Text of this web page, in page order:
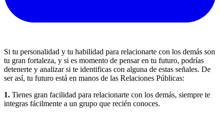
Si tu personalidad y tu habilidad para relacionarte con los demás son
tu gran fortaleza, y si es momento de pensar en tu futuro, podrías
detenerte y analizar si te identificas con alguna de estas señales. De
ser así, tu futuro está en manos de las Relaciones Públicas:
1. Tienes gran facilidad para relacionarte con los demás, siempre te
integras fácilmente a un grupo que recién conoces.